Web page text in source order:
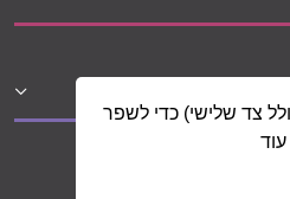
צד שלישי) כדי לשפר